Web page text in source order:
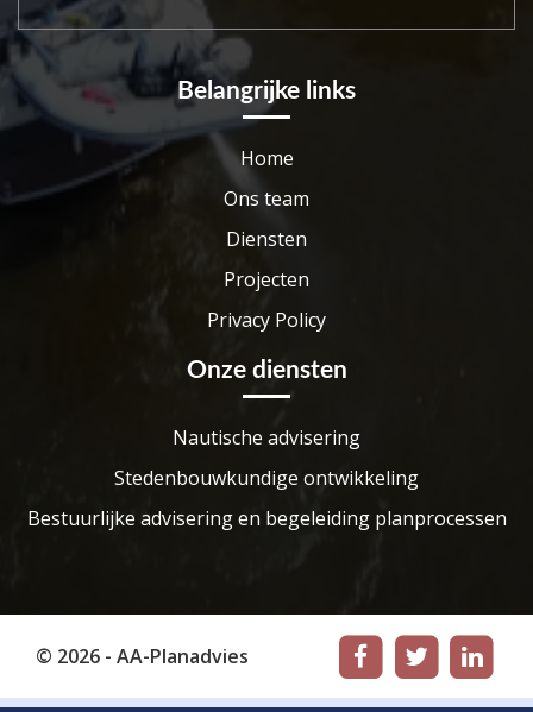
Belangrijke links
Home
Ons team
Diensten
Projecten
Privacy Policy
Onze diensten
Nautische advisering
Stedenbouwkundige ontwikkeling
Bestuurlijke advisering en begeleiding planprocessen
© 2026 - AA-Planadvies